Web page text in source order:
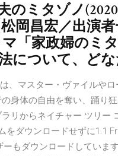
のミタゾノ
岡昌宏／出演
「家政婦のミ
について、ど
、マスター・ヴァイルや
身体の自由を奪い、踊り
リからネイチャー ツリー
をダウンロードせずに1.1
もダウンロードしていま